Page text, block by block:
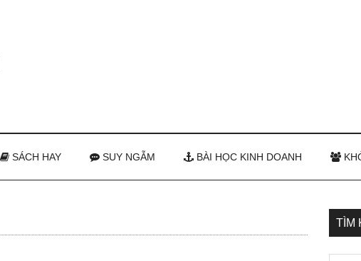
SÁCH HAY SUY NGẪM BÀI HỌC KINH DOANH
TÌM